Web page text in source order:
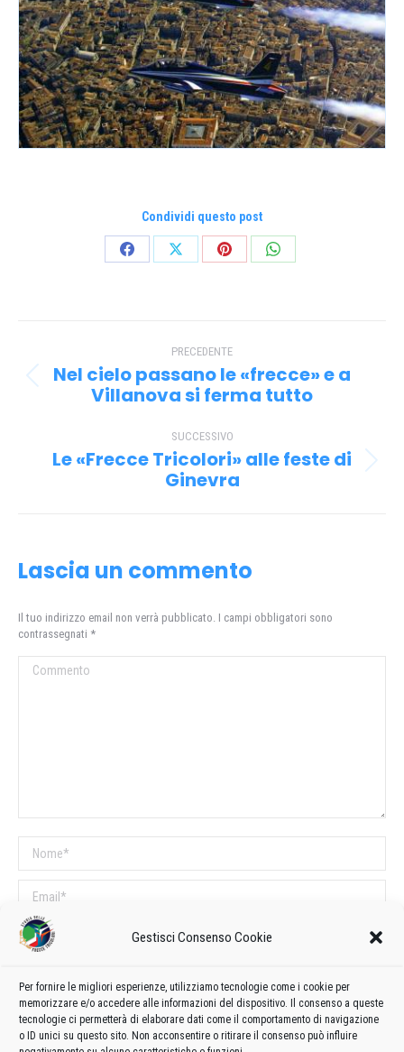
Gestisci Consenso Cookie
Per fornire le migliori esperienze, utilizziamo tecnologie come i cookie per
memorizzare e/o accedere alle informazioni del dispositivo. Il consenso a queste
tecnologie ci permetterà di elaborare dati come il comportamento di navigazione
o ID unici su questo sito. Non acconsentire o ritirare il consenso può influire
Condividi questo post
CondividiCondividiCondividiCondividi
tra PRECEDENTE
Post
precedente:
Nel cielo passano le «frecce» e a
Villanova si ferma tutto
SUCCESSIVO
Prossimo
post:
Le «Frecce Tricolori» alle feste di
Ginevra
Lascia un commento
Il tuo indirizzo email non verrà pubblicato. I campi obbligatori sono
contrassegnati *
Commento
Nome *
Email *
Sito web
COMMENTI SUL POST
Questo sito utilizza Akismet per ridurre lo spam.Scopri come vengono
elaborati i dati derivati dai commenti.